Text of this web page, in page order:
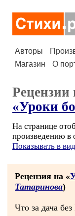
Авторы
Магазин
О
Рецензии
«Уроки
На странице
произведению в
Показывать в
Рецензия на «
Татаринова)
Что за дача